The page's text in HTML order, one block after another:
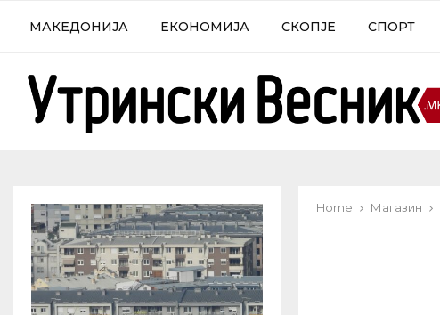
МАКЕДОНИЈА ЕКОНОМИЈА СКОПЈЕ СПОРТ
Home Магазин